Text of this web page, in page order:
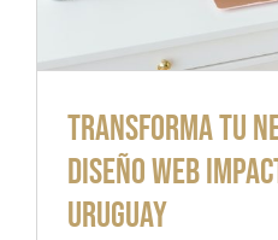
Transforma tu
diseño web
Uruguay